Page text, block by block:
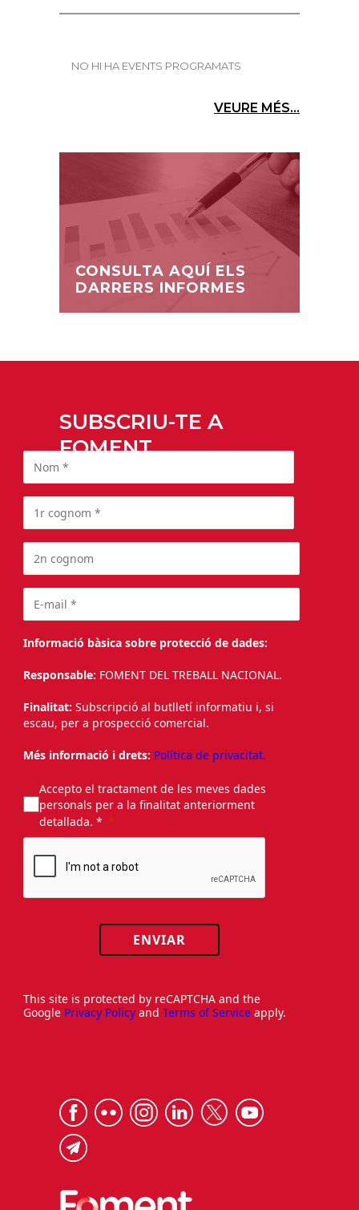
NO HI HA EVENTS PROGRAMATS
VEURE MÉS...
CONSULTA AQUÍ ELS
DARRERS INFORMES
SUBSCRIU-TE A
FOMENT
Informació bàsica sobre protecció de dades:
Responsable: FOMENT DEL TREBALL NACIONAL.
Finalitat: Subscripció al butlletí informatiu i, si
escau, per a prospecció comercial.
Més informació i drets: Política de privacitat.
Accepto el tractament de les meves dades
personals per a la finalitat anteriorment
detallada. *
ENVIAR
This site is protected by reCAPTCHA and the
Google Privacy Policy and Terms of Service apply.